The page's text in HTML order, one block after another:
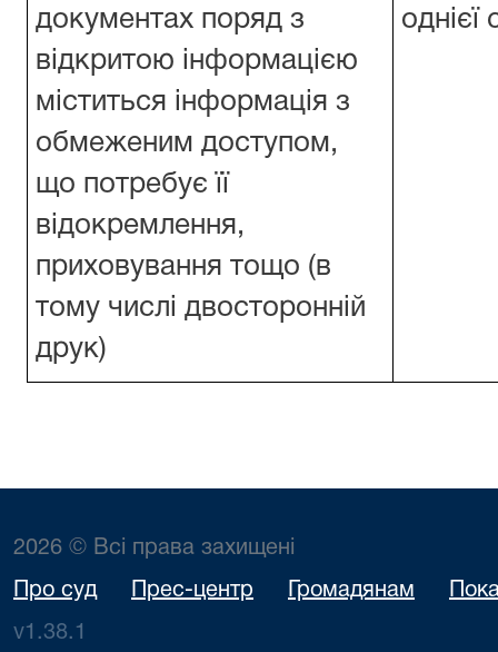
документах поряд з
відкритою інформацією
міститься інформація з
обмеженим доступом,
що потребує її
відокремлення,
приховування тощо (в
тому числі двосторонній
друк)
однієї
2026 © Всі права захищені
Про суд Прес-центр Громадянам
v1.38.1